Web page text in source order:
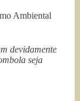
Ambiental
devidamente
seja